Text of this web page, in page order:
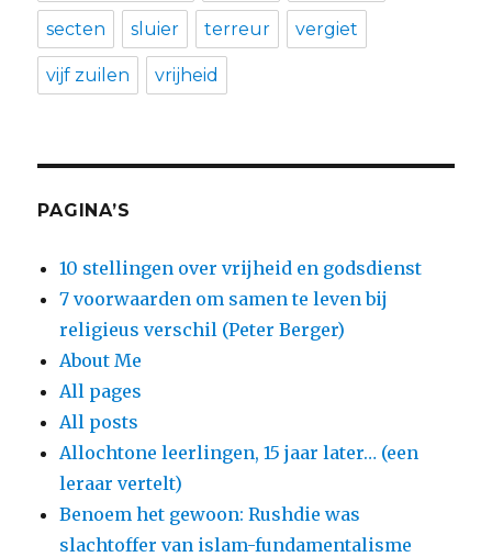
secten sluier terreur vergiet
vijf zuilen vrijheid
PAGINA’S
10 stellingen over vrijheid en godsdienst
7 voorwaarden om samen te leven bij
religieus verschil (Peter Berger)
About Me
All pages
All posts
Allochtone leerlingen, 15 jaar later… (een
leraar vertelt)
Benoem het gewoon: Rushdie was
slachtoffer van islam-fundamentalisme